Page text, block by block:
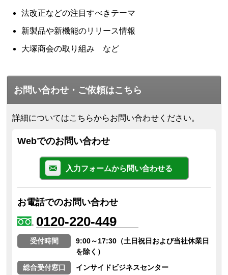
法改正などの注目すべきテーマ
新製品や新機能のリリース情報
大塚商会の取り組み など
お問い合わせ・ご依頼はこちら
詳細についてはこちらからお問い合わせください。
Webでのお問い合わせ
入力フォームから問い合わせる
お電話でのお問い合わせ
0120-220-449
受付時間
9:00～17:30（土日祝日および当社休業日
を除く）
総合受付窓口
インサイドビジネスセンター